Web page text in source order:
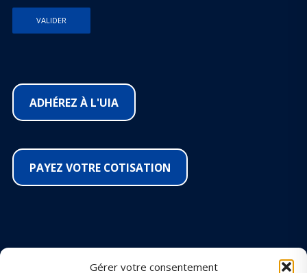
Gérer votre consentement
ADHÉREZ À L'UIA
PAYEZ VOTRE COTISATION